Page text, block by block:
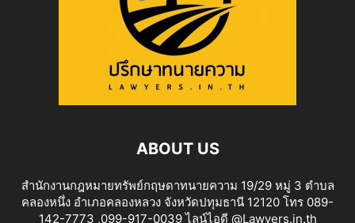
ABOUT US
สำนักงานกฎหมายทรัพย์กฤษดาทนายความ 19/29 หมู่ 3 ตำบล
คลองหนึ่ง อำเภอคลองหลวง จังหวัดปทุมธานี 12120 โทร 089-
142-7773 ,099-917-0039 ไลน์ไอดี @Lawyers.in.th